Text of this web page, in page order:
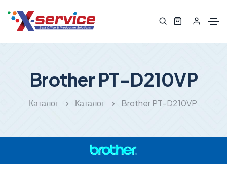
Brother PT-D210VP
Каталог Каталог Brother PT-D210VP